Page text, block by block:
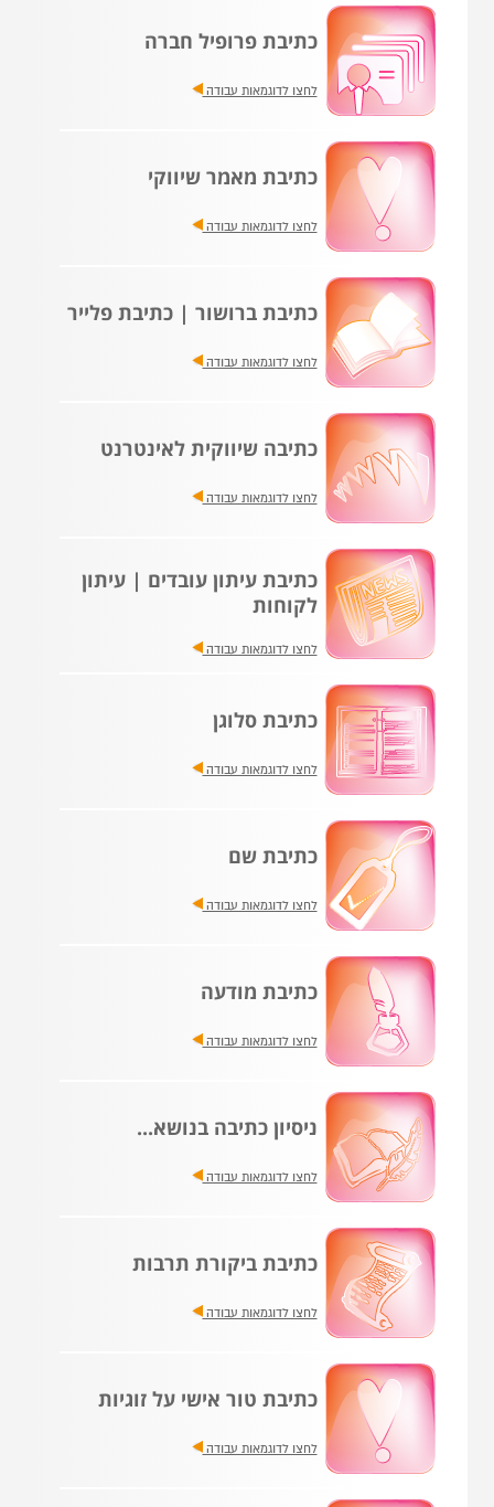
כתיבת פרופיל חברה
לחצו לדוגמאות עבודה
כתיבת מאמר שיווקי
לחצו לדוגמאות עבודה
כתיבת ברושור | כתיבת פלייר
לחצו לדוגמאות עבודה
כתיבה שיווקית לאינטרנט
לחצו לדוגמאות עבודה
כתיבת עיתון עובדים | עיתון
לקוחות
לחצו לדוגמאות עבודה
כתיבת סלוגן
לחצו לדוגמאות עבודה
כתיבת שם
לחצו לדוגמאות עבודה
כתיבת מודעה
לחצו לדוגמאות עבודה
ניסיון כתיבה בנושא...
לחצו לדוגמאות עבודה
כתיבת ביקורת תרבות
לחצו לדוגמאות עבודה
כתיבת טור אישי על זוגיות
לחצו לדוגמאות עבודה